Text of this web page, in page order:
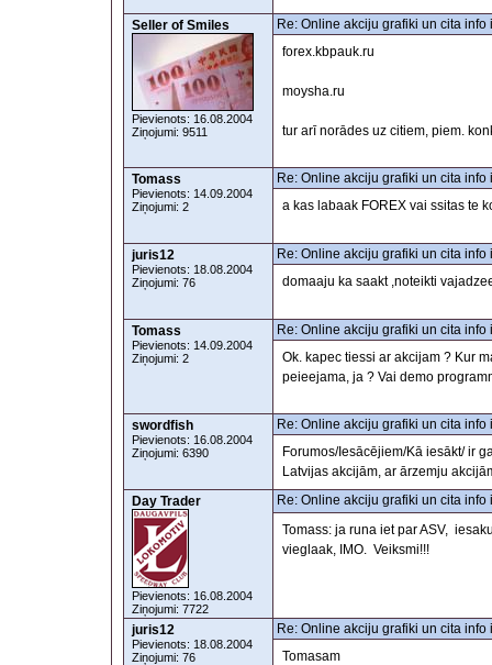
Seller of Smiles
Pievienots: 16.08.2004
Ziņojumi: 9511
Re: Online akciju grafiki un cita info
forex.kbpauk.ru
moysha.ru
tur arī norādes uz citiem, piem.
Tomass
Pievienots: 14.09.2004
Ziņojumi: 2
Re: Online akciju grafiki un cita info
a kas labaak FOREX vai ssitas te
juris12
Pievienots: 18.08.2004
Ziņojumi: 76
Re: Online akciju grafiki un cita info
domaaju ka saakt ,noteikti
Tomass
Pievienots: 14.09.2004
Ziņojumi: 2
Re: Online akciju grafiki un cita info
Ok. kapec tiessi ar akcijam ? Kur
peieejama, ja ? Vai demo
swordfish
Pievienots: 16.08.2004
Ziņojumi: 6390
Re: Online akciju grafiki un cita info
Forumos/Iesācējiem/Kā iesākt/ ir
Latvijas akcijām, ar ārzemju
Day Trader
Pievienots: 16.08.2004
Ziņojumi: 7722
Re: Online akciju grafiki un cita info
Tomass: ja runa iet par ASV,
vieglaak, IMO. Veiksmi!!!
juris12
Pievienots: 18.08.2004
Ziņojumi: 76
Re: Online akciju grafiki un cita info
Tomasam